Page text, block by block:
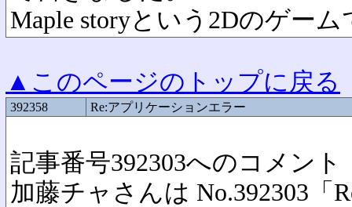
Maple storyという2Dのゲーム
▲このページのトップに戻る
392358 Re:アプリケーションエラー
記事番号392303へのコメント
加藤チャさんは No.392303「